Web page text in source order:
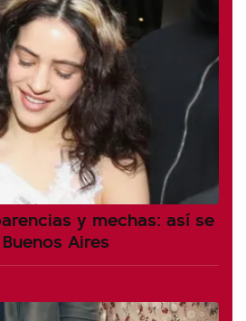
y mechas: así se
Aires